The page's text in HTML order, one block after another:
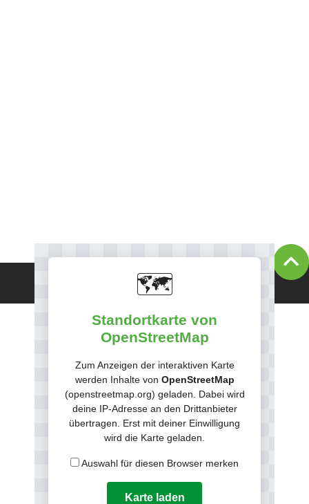
🗺️
Standortkarte von
OpenStreetMap
Zum Anzeigen der interaktiven Karte
werden Inhalte von OpenStreetMap
(openstreetmap.org) geladen. Dabei wird
deine IP-Adresse an den Drittanbieter
übertragen. Erst mit deiner Einwilligung
wird die Karte geladen.
Auswahl für diesen Browser merken
Karte laden
Datenschutz